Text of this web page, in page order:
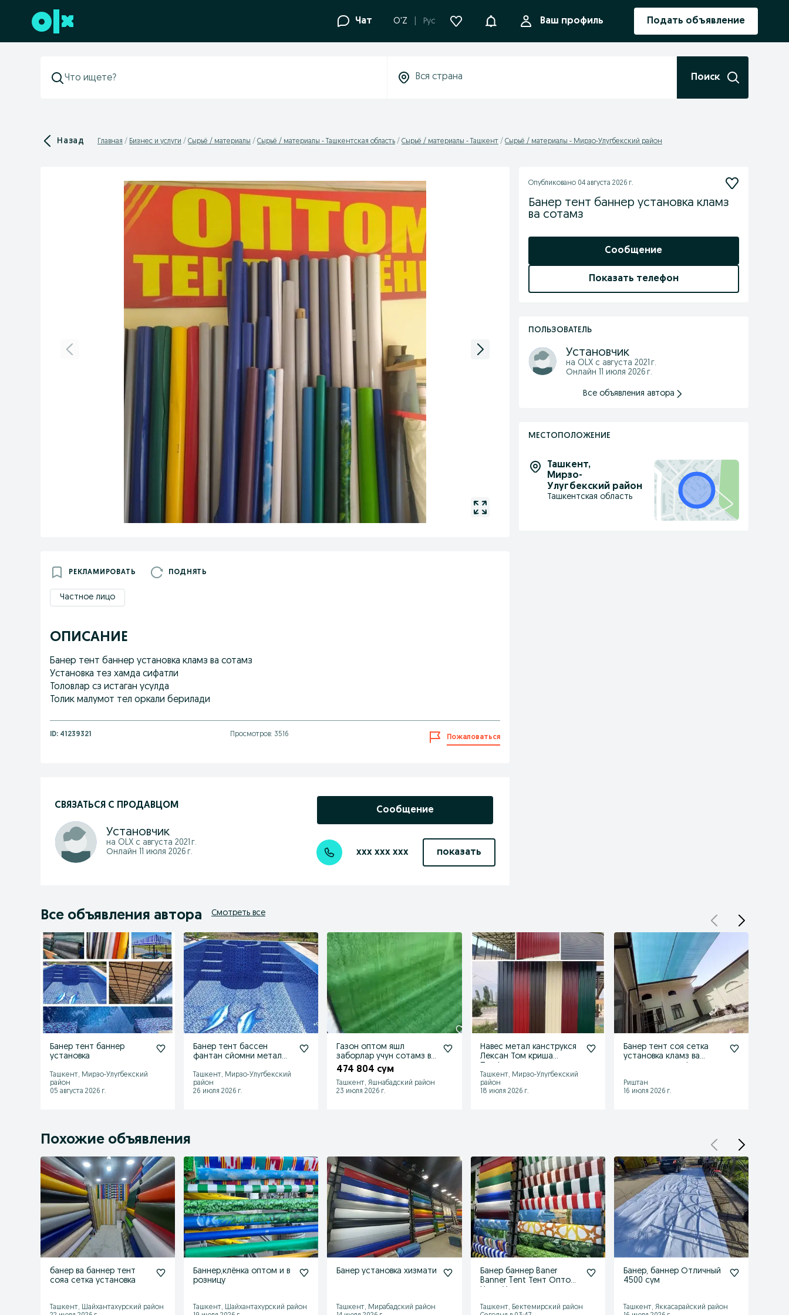
Перейти к нижнему колонтитулу Чат O'Z Рус УведомленияВаш профиль Подать объявление
Поиск
Назад Главная Бизнес и услуги Сырьё / материалы Сырьё / материалы - Ташкентская область Сырьё / материалы - Ташкент Сырьё / материалы - Мирзо-Улугбекский район
РЕКЛАМИРОВАТЬ ПОДНЯТЬ
Частное лицо
ОПИСАНИЕ
Банер тент баннер установка кламз ва сотамз
Установка тез хамда сифатли
Толовлар сз истаган усулда
Толик малумот тел оркали берилади
ID: 41239321 Просмотров: 3516 Пожаловаться
СВЯЗАТЬСЯ С ПРОДАВЦОМ
Установчик
на OLX с августа 2021 г.
Онлайн 11 июля 2026 г.
Сообщение
xxx xxx xxx показать
Опубликовано 04 августа 2026 г.
Банер тент баннер установка кламз
ва сотамз
Сообщение
Показать телефон
ПОЛЬЗОВАТЕЛЬ
Установчик
на OLX с августа 2021 г.
Онлайн 11 июля 2026 г.
Все объявления автора
МЕСТОПОЛОЖЕНИЕ
Ташкент,
Мирзо-
Улугбекский район
Ташкентская область
Все объявления автора Смотреть все
Банер тент баннер
установка
Ташкент, Мирзо-Улугбекский
район
05 августа 2026 г.
Банер тент бассен
фантан сйомни метал
Ташкент, Мирзо-Улугбекский
район
26 июля 2026 г.
Газон оптом яшл
заборлар учун сотамз ва
установка кламз
474 804 сум
Ташкент, Яшнабадский район
23 июля 2026 г.
Навес метал канструкся
Лексан Том криша
Ташкент, Мирзо-Улугбекский
район
18 июля 2026 г.
Банер тент соя сетка
установка кламз ва
Риштан
16 июля 2026 г.
Похожие объявления
банер ва баннер тент
сояа сетка установка
Ташкент, Шайхантахурский район
Баннер,клёнка оптом и в
розницу
Ташкент, Шайхантахурский район
Банер установка хизмати
Ташкент, Мирабадский район
Банер баннер Baner
Banner Tent Тент Оптом
Ташкент, Бектемирский район
Банер, баннер Отличный
4500 сум
Ташкент, Яккасарайский район